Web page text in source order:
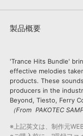
SLS
製品概要
'Trance Hits Bundle'
effective melodies
products. These
producers in the
Beyond, Tiesto, Ferry
（From PAKOTEC
※上記英文は、制作元